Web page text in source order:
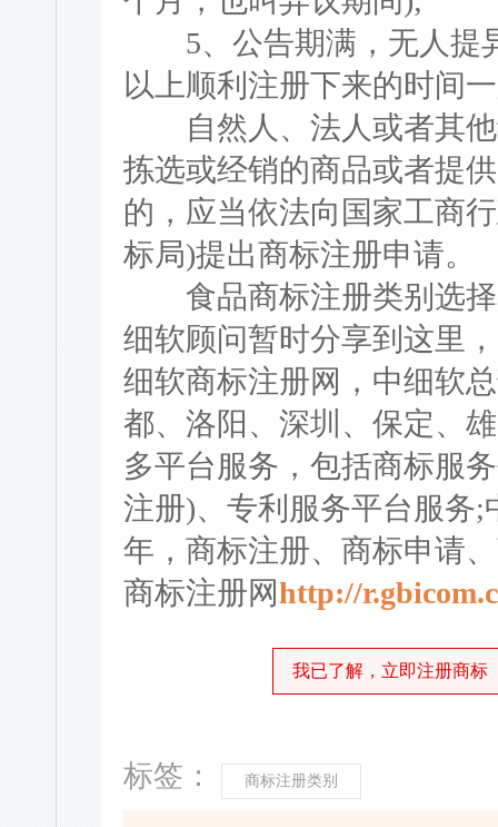
5、公告期满，无人提
以上顺利注册下来的时间
自然人、法人或者其他
拣选或经销的商品或者提
的，应当依法向国家工商
标局)提出商标注册申请。
食品商标注册类别选
细软顾问暂时分享到这里
细软商标注册网，中细软
都、洛阳、深圳、保定、
多平台服务，包括商标服
注册)、专利服务平台服务;
年，商标注册、商标申请
商标注册网http://
我已了解，立即注册商标
标签： 商标注册类别